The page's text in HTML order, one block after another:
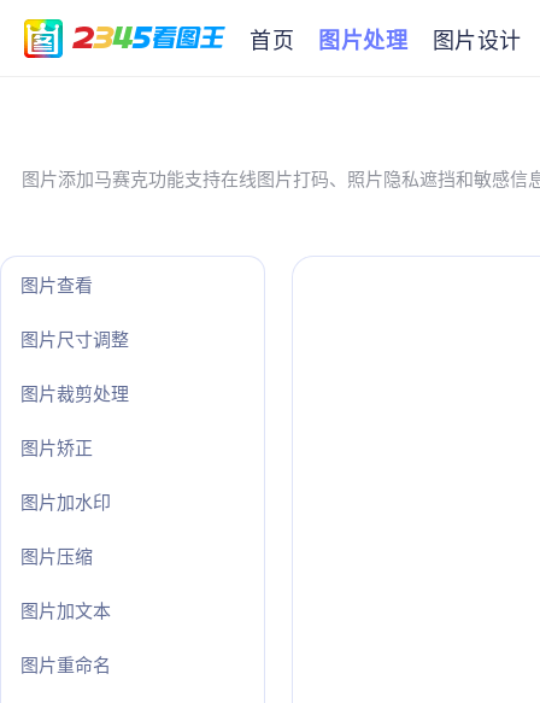
首页 图片处理 图片设计
图片添加马赛克功能支持在线图片打码、照片隐私遮挡和敏感
图片查看
图片尺寸调整
图片裁剪处理
图片矫正
图片加水印
图片压缩
图片加文本
图片重命名